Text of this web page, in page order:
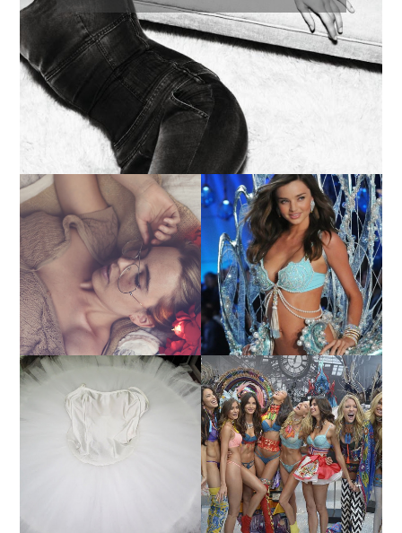
LA BAILARINA BLANCA
DE LA CRUZ O COMO
REINVENTARSE ANTE
LA ADVERSIDAD.
LA ALTURA DE LAS
MODELOS MAS ALTAS
TUTORIAL PARA HACER
UN TUTÚ DE BALLET DE
PLATO CON ARO.
¿QUIERES SABER LA
EDAD Y ALTURA DE LAS
MODELOS VICTORIA'S
SECRET 2017?